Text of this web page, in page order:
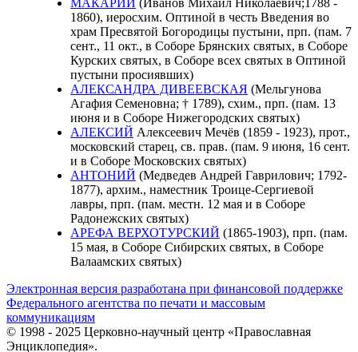
1860), иеросхим. Оптиной в честь Введения во
храм Пресвятой Богородицы пустыни, прп. (пам. 7
сент., 11 окт., в Соборе Брянских святых, в Соборе
Курских святых, в Соборе всех святых в Оптиной
пустыни просиявших)
АЛЕКСАНДРА ДИВЕЕВСКАЯ (Мельгунова
Агафия Семеновна; † 1789), схим., прп. (пам. 13
июня и в Соборе Нижегородских святых)
АЛЕКСИЙ Алексеевич Мечёв (1859 - 1923), прот.,
московский старец, св. прав. (пам. 9 июня, 16 сент.
и в Соборе Московских святых)
АНТОНИЙ (Медведев Андрей Гаврилович; 1792-
1877), архим., наместник Троице-Сергиевой
лавры, прп. (пам. местн. 12 мая и в Соборе
Радонежских святых)
АРЕФА ВЕРХОТУРСКИЙ (1865-1903), прп. (пам.
15 мая, в Соборе Сибирских святых, в Соборе
Валаамских святых)
Электронная версия разработана при финансовой поддержке
Федерального агентства по печати и массовым
коммуникациям
© 1998 - 2025 Церковно-научный центр «Православная
Энциклопедия».